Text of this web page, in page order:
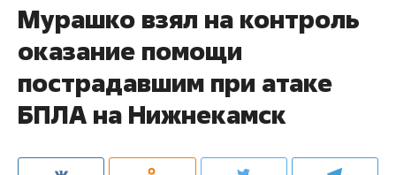
Мурашко взял на контроль
оказание помощи
пострадавшим при атаке
БПЛА на Нижнекамск